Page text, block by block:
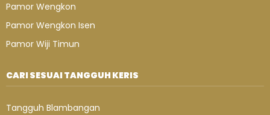
Pamor Wengkon
Pamor Wengkon Isen
Pamor Wiji Timun
CARI SESUAI TANGGUH KERIS
Tangguh Blambangan